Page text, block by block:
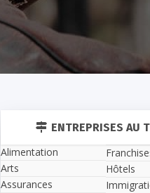
ENTREPRISES AU
Alimentation
Arts
Assurances
Hôtels